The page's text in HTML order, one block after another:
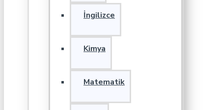
İngilizce
Kimya
Matematik